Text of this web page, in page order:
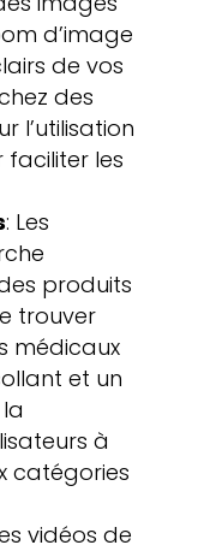
d’image
de vos
des
l’utilisation
faciliter les
: Les
produits
trouver
médicaux
et un
à
catégories
vidéos de